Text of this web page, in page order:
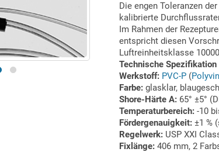
Die engen Toleranzen
kalibrierte
Im Rahmen der
entspricht diesen
Luftreinheitsklasse
Technische Spezifikation
Werkstoff: PVC-P (
Farbe: glasklar,
Shore-Härte A: 65° ±5°
Temperaturbereich: -10
Fördergenauigkeit: ±1 %
Regelwerk: USP XXI
Fixlänge: 406 mm, 2